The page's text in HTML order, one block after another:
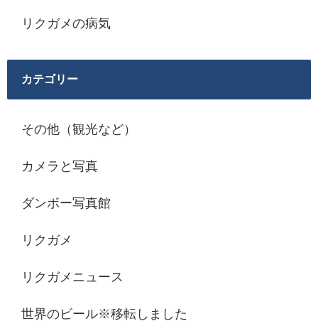
リクガメの病気
カテゴリー
その他（観光など）
カメラと写真
ダンボー写真館
リクガメ
リクガメニュース
世界のビール※移転しました